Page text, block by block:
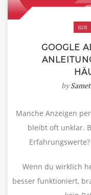
B2B
GOOGLE
by
Manche Anzeigen
bleibt oft unklar.
Wenn du wirklich
besser funktioniert,